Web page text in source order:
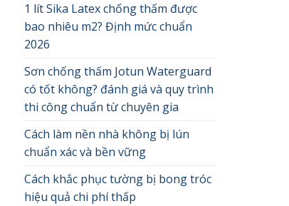
1 lít Sika Latex chống thấm được
bao nhiêu m2? Định mức chuẩn
2026
Sơn chống thấm Jotun Waterguard
có tốt không? đánh giá và quy trình
thi công chuẩn từ chuyên gia
Cách làm nền nhà không bị lún
chuẩn xác và bền vững
Cách khắc phục tường bị bong tróc
hiệu quả chi phí thấp